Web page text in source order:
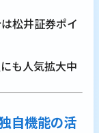
松井証券ポイ
も人気拡大中
自機能の活